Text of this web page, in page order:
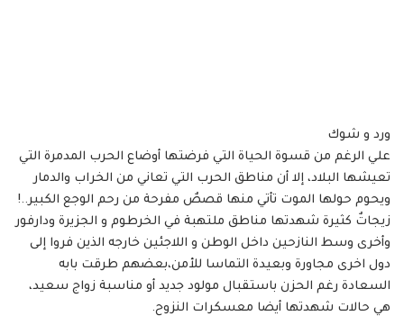
ورد و شوك
علي الرغم من قسوة الحياة التي فرضتها أوضاع الحرب المدمرة التي
تعيشها البلاد، إلا أن مناطق الحرب التي تعاني من الخراب والدمار
ويحوم حولها الموت تأتي منها قصصٌ مفرحة من رحم الوجع الكبير..!
زيجاتٌ كثيرة شهدتها مناطق ملتهبة في الخرطوم و الجزيرة ودارفور
وأخرى وسط النازحين داخل الوطن و اللاجئين خارجه الذين فروا إلى
دول اخرى مجاورة وبعيدة التماسا للأمن،بعضهم طرقت بابه
السعادة رغم الحزن باستقبال مولود جديد أو مناسبة زواج سعيد،
هي حالات شهدتها أيضا معسكرات النزوح.